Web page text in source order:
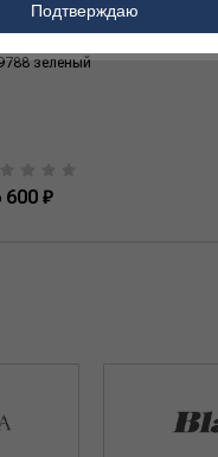
зеленый
600 ₽
Подтверждаю